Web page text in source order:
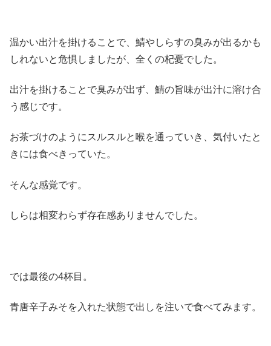
温かい出汁を掛けることで、鯖やしらすの臭みが出るかも
しれないと危惧しましたが、全くの杞憂でした。
出汁を掛けることで臭みが出ず、鯖の旨味が出汁に溶け合
う感じです。
お茶づけのようにスルスルと喉を通っていき、気付いたと
きには食べきっていた。
そんな感覚です。
しらは相変わらず存在感ありませんでした。
では最後の4杯目。
青唐辛子みそを入れた状態で出しを注いで食べてみます。